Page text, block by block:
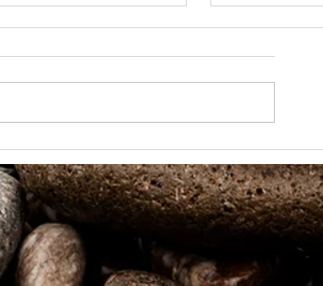
mai eficient pentru cei dragi
Thermomix